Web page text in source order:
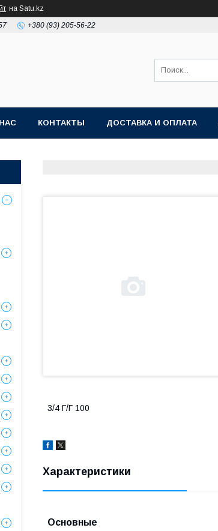
на Satu.kz
+380 (93) 205-56-22
КОНТАКТЫ ДОСТАВКА И ОПЛАТА
3/4 Г/Г 100
Характеристики
Основные